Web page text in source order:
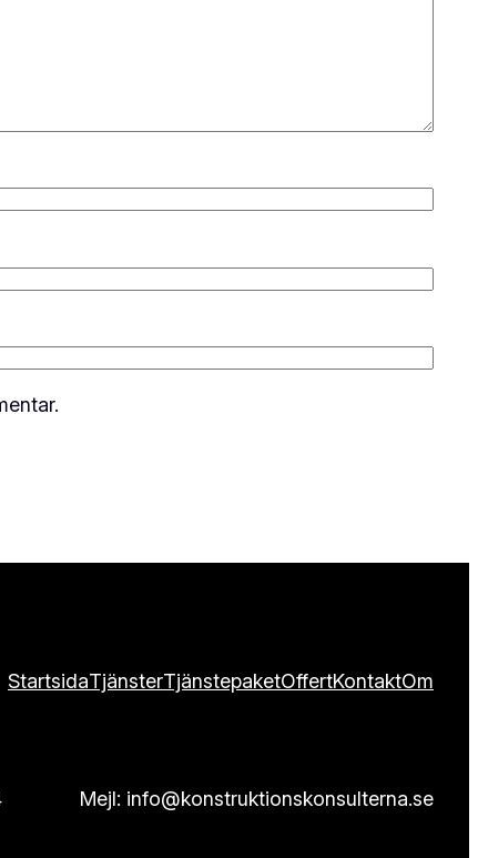
StartsidaTjänsterTjänstepaketOffertKontaktOm
Mejl: info@konstruktionskonsulterna.se